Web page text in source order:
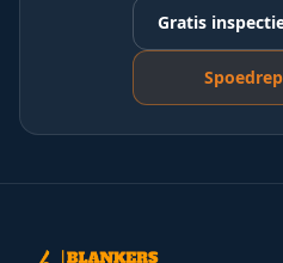
Gratis